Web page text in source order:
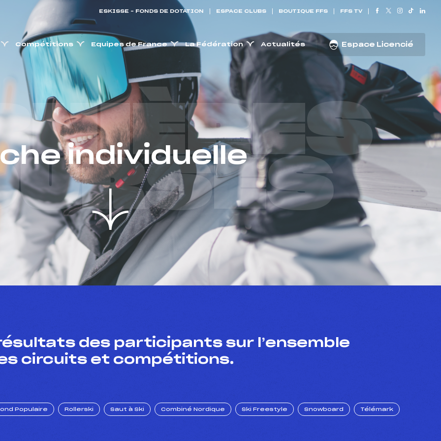
ESKISSE – FONDS DE DOTATION ESPACE CLUBS BOUTIQUE FFS FFS TV
Compétitions Equipes de France La Fédération Actualités Espace Licencié
individuelle
des participants sur l’ensemble
circuits et compétitions.
Populaire Rollerski Saut à Ski Combiné Nordique Ski Freestyle Snowboard Télémark